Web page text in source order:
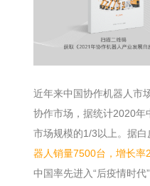
近年来中国协作机器人市
协作市场，据统计2020年
市场规模的1/3以上。据白
器人销量7500台，增长率
中国率先进入“后疫情时